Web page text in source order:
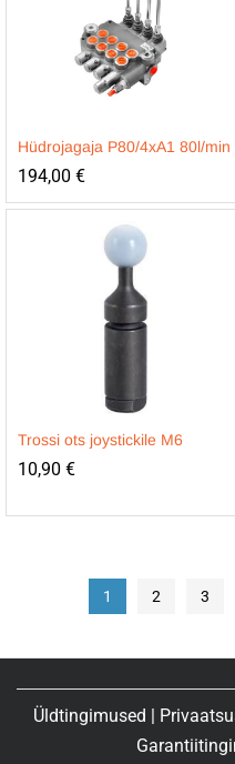
Hüdrojagaja P80/4xA1 80l/min
194,00 €
Trossi ots joystickile M6
10,90 €
1 2 3
Üldtingimused